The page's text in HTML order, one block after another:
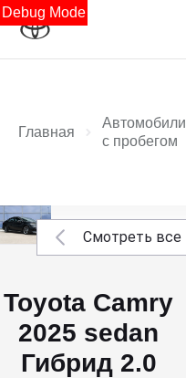
Debug Mode
Главная
Автомобили
с пробегом
Смотреть все
Toyota Camry
2025 sedan
Гибрид 2.0